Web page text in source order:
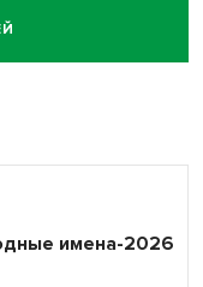
имена-2026